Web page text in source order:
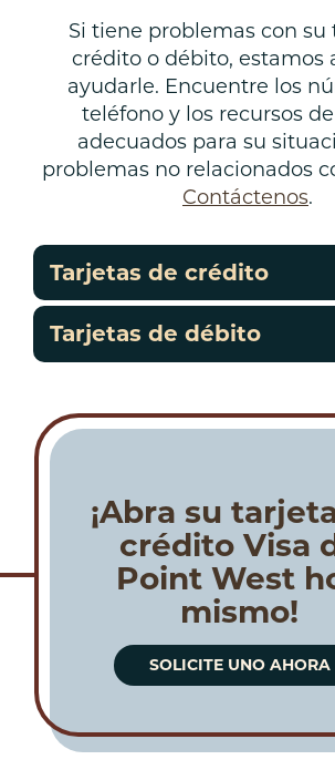
Si tiene problemas con su
crédito o débito, estamos
ayudarle. Encuentre los
teléfono y los recursos
adecuados para su
problemas no relacionados
Contáctenos.
Tarjetas de crédito
Tarjetas de débito
¡Abra su
crédito Visa
Point West
mismo!
SOLICITE UNO AHORA